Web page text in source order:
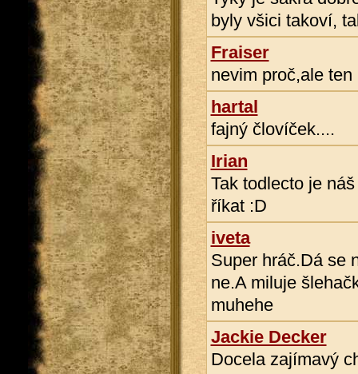
byly všici takoví,
Fraiser
nevim proč,ale
hartal
fajný človíček....
Irian
Tak todlecto je
říkat :D
iveta
Super hráč.Dá se
ne.A miluje
muhehe
Jackie Decker
Docela zajímavý